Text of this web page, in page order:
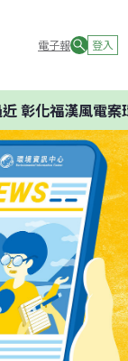
電子報 登入
彰化福漢風電案